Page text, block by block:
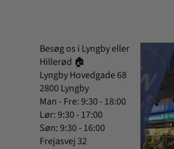
Besøg os i Lyngby eller
Hillerød 🏠
Lyngby Hovedgade 68
2800 Lyngby
Man - Fre: 9:30 - 18:00
Lør: 9:30 - 17:00
Søn: 9:30 - 16:00
Frejasvej 32